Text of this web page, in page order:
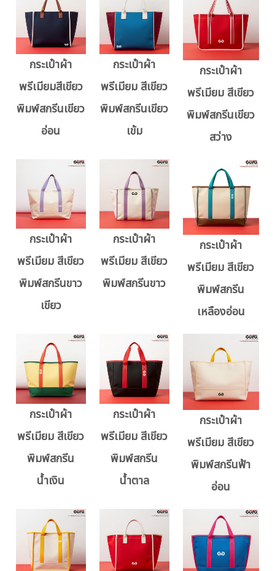
กระเป๋าผ้า
พรีเมียมสีเขียว
พิมพ์สกรีนเขียว
อ่อน
กระเป๋าผ้า
พรีเมียม สีเขียว
พิมพ์สกรีนเขียว
เข้ม
กระเป๋าผ้า
พรีเมียม สีเขียว
พิมพ์สกรีนเขียว
สว่าง
กระเป๋าผ้า
พรีเมียม สีเขียว
พิมพ์สกรีนขาว
เขียว
กระเป๋าผ้า
พรีเมียม สีเขียว
พิมพ์สกรีนขาว
กระเป๋าผ้า
พรีเมียม สีเขียว
พิมพ์สกรีน
เหลืองอ่อน
กระเป๋าผ้า
พรีเมียม สีเขียว
พิมพ์สกรีน
น้ำเงิน
กระเป๋าผ้า
พรีเมียม สีเขียว
พิมพ์สกรีน
น้ำตาล
กระเป๋าผ้า
พรีเมียม สีเขียว
พิมพ์สกรีนฟ้า
อ่อน